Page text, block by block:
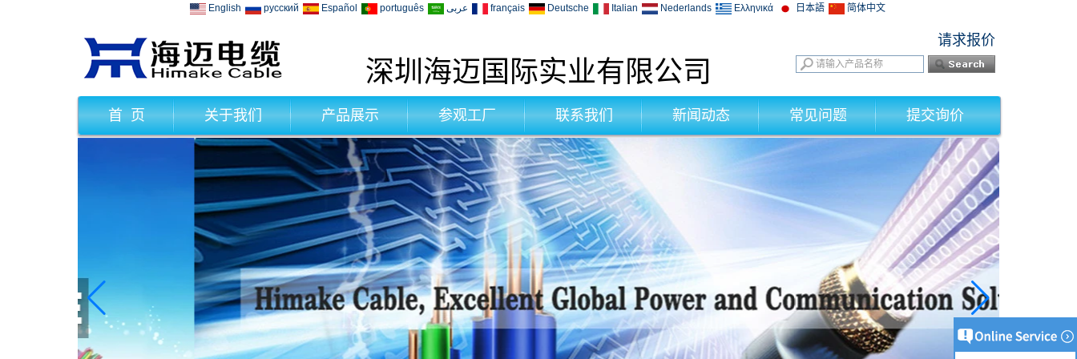
English русский Español português عربى français Deutsche Italian Nederlands Ελληνικά 日本語 简体中文
深圳海迈国际实业有限公司
请求报价
首 页 关于我们 产品展示 参观工厂 联系我们 新闻动态 常见问题 提交询价